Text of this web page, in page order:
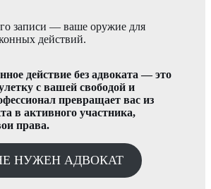
записи — ваше оружие для
действий.
действие без адвоката — это
с вашей свободой и
превращает вас из
в активного участника,
права.
НУЖЕН АДВОКАТ